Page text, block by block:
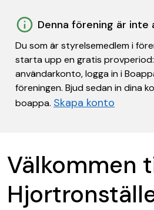
Denna förening är inte
Du som är styrelsemedlem i
starta upp en gratis
användarkonto, logga in i
föreningen. Bjud sedan in dina
boappa. Skapa konto
Välkommen